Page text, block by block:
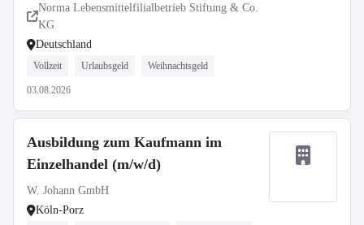
Norma Lebensmittelfilialbetrieb Stiftung & Co.
KG
Deutschland
Vollzeit Urlaubsgeld Weihnachtsgeld
03.08.2026
Ausbildung zum Kaufmann im
Einzelhandel (m/w/d)
W. Johann GmbH
Köln-Porz